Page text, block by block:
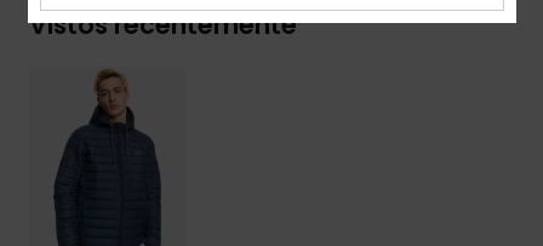
Vistos recentemente